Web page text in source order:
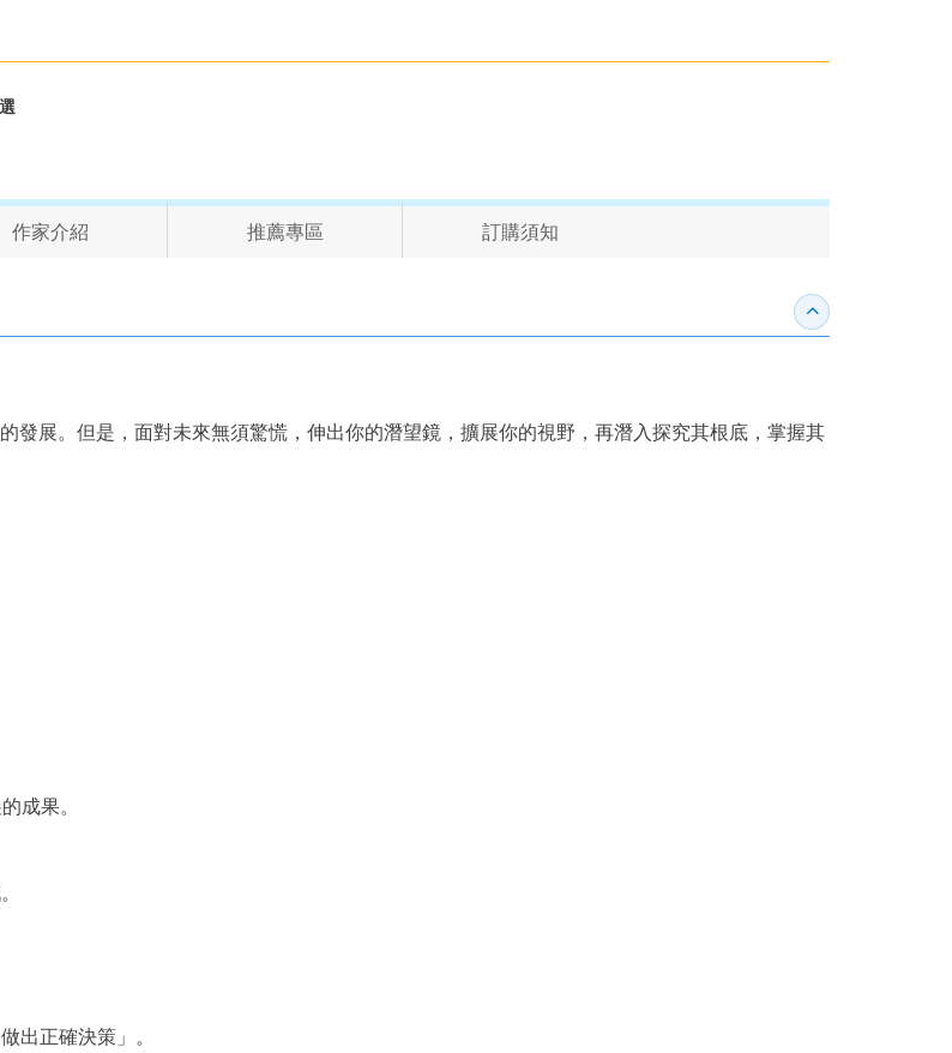
作家介紹 推薦專區 訂購須知
收合內容簡介
發展。但是，面對未來無須驚慌，伸出你的潛望鏡，擴展你的視野，再潛入探究其根底，掌握其
成果。
出正確決策」。